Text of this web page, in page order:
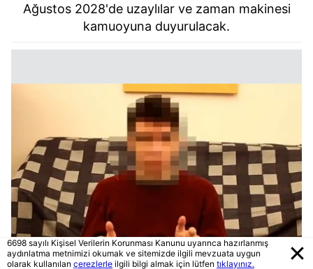
Ağustos 2028'de uzaylılar ve zaman makinesi
kamuoyuna duyurulacak.
6698 sayılı Kişisel Verilerin Korunması Kanunu uyarınca hazırlanmış
aydınlatma metnimizi okumak ve sitemizde ilgili mevzuata uygun
olarak kullanılan çerezlerle ilgili bilgi almak için lütfen tıklayınız.